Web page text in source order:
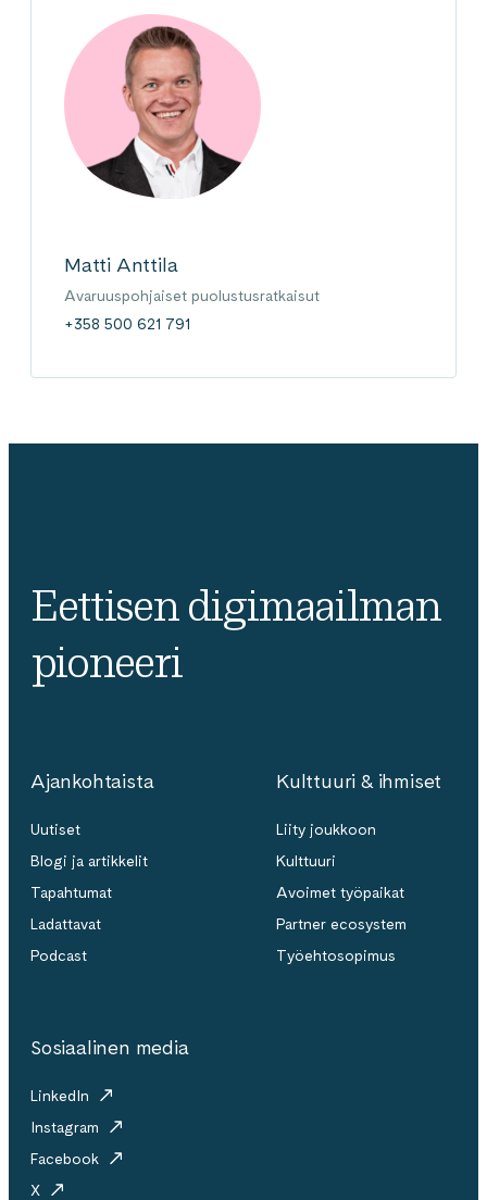
Matti Anttila
Avaruuspohjaiset puolustusratkaisut
+358 500 621 791
Eettisen digimaailman
pioneeri
Ajankohtaista
Uutiset
Blogi ja artikkelit
Tapahtumat
Ladattavat
Podcast
Kulttuuri & ihmiset
Liity joukkoon
Kulttuuri
Avoimet työpaikat
Partner ecosystem
Työehtosopimus
Sosiaalinen media
LinkedIn
Instagram
Facebook
X